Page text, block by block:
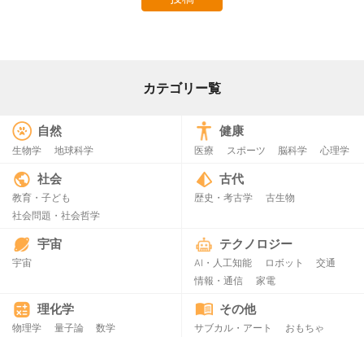
カテゴリー覧
自然
生物学 地球科学
健康
医療 スポーツ 脳科学 心理学
社会
教育・子ども
社会問題・社会哲学
古代
歴史・考古学 古生物
宇宙
宇宙
テクノロジー
AI・人工知能 ロボット
交通
情報・通信
家電
理化学
物理学 量子論 数学
その他
サブカル・アート
おもちゃ